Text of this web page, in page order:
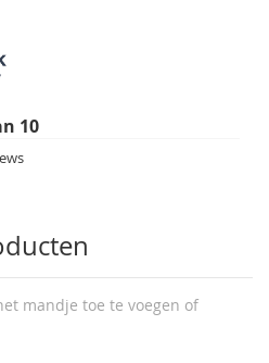
10
mandje toe te voegen of